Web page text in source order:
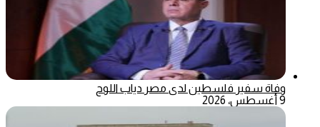
وفاة سفير فلسطين لدى مصر دياب اللوح
9 أغسطس، 2026